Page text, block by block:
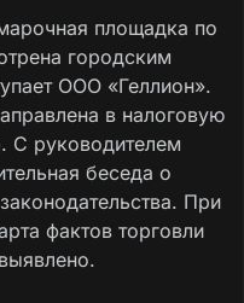
площадка по
городским
ООО «Геллион».
в налоговую
С руководителем
беседа о
При
фактов торговли